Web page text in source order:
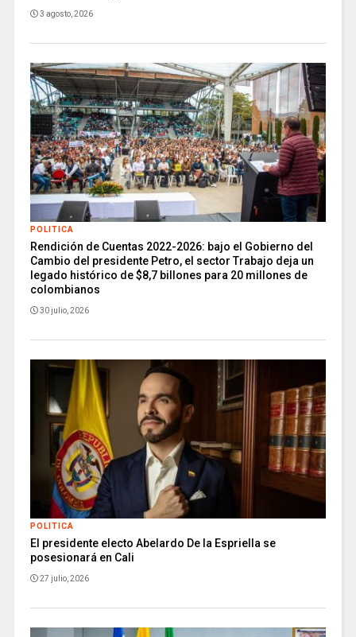
3 agosto, 2026
POLITICA
Rendición de Cuentas 2022-2026: bajo el Gobierno del
Cambio del presidente Petro, el sector Trabajo deja un
legado histórico de $8,7 billones para 20 millones de
colombianos
30 julio, 2026
POLITICA
El presidente electo Abelardo De la Espriella se
posesionará en Cali
27 julio, 2026